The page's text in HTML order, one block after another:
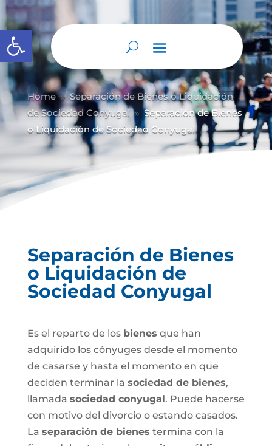
Abrir barra de herramientas
Home 9 Separación de Bienes o Liquidación
de Sociedad Conyugal 9 Separación de Bienes
o Liquidación de Sociedad Conyugal
Separación de Bienes
o Liquidación de
Sociedad Conyugal
Es el reparto de los bienes que han
adquirido los cónyuges desde el momento
de casarse y hasta el momento en que
deciden terminar la sociedad de bienes,
llamada sociedad conyugal. Puede hacerse
con motivo del divorcio o estando casados.
La separación de bienes termina con la